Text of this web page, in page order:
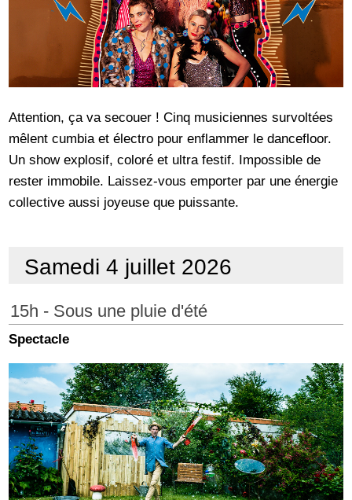
Attention, ça va secouer ! Cinq musiciennes survoltées
mêlent cumbia et électro pour enflammer le dancefloor.
Un show explosif, coloré et ultra festif. Impossible de
rester immobile. Laissez-vous emporter par une énergie
collective aussi joyeuse que puissante.
Samedi 4 juillet 2026
15h - Sous une pluie d'été
Spectacle